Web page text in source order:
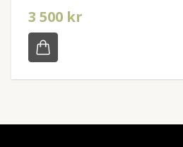
3 500 kr